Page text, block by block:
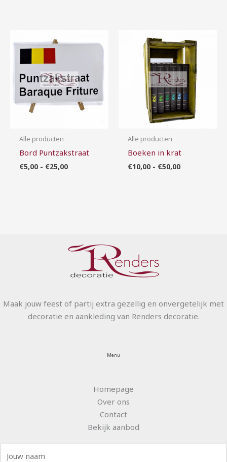
Alle producten
Bord Puntzakstraat
€5,00 - €25,00
€5,00
Alle producten
Boeken in krat
€10,00 - €50,00
€10,00
tot
€50,00
Maak jouw feest of partij extra gezellig en onvergetelijk met
decoratie en aankleding van Renders decoratie.
Menu
Homepage
Over ons
Contact
Bekijk aanbod